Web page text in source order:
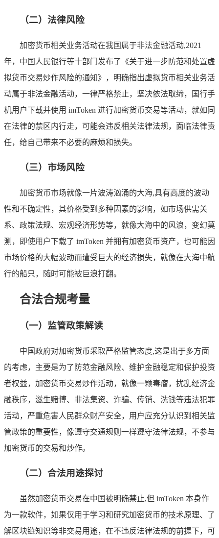
（二）法律风险
加密货币相关业务活动在我国属于非法金融活动,2021
年，中国人民银行等十部门发布了《关于进一步防范和处置虚
拟货币交易炒作风险的通知》，明确指出虚拟货币相关业务活
动属于非法金融活动，一律严格禁止，坚决依法取缔，国行手
机用户下载并使用 imToken 进行加密货币交易等活动，就如同
在法律的禁区内行走，可能会违反相关法律法规，面临法律责
任，给自己带来不必要的麻烦和损失。
（三）市场风险
加密货币市场就像一片波涛汹涌的大海,具有高度的波动
性和不确定性，其价格受到多种因素的影响，如市场供需关
系、政策法规、宏观经济形势等，就像大海中的风浪，变幻莫
测，即使用户下载了 imToken 并拥有加密货币资产，也可能因
市场价格的大幅波动而遭受巨大的经济损失，就像在大海中航
行的船只，随时可能被巨浪打翻。
合法合规考量
（一）监管政策解读
中国政府对加密货币采取严格监管态度,这是出于多方面
的考虑，主要是为了防范金融风险、维护金融稳定和保护投资
者权益，加密货币交易炒作活动，就像一颗毒瘤，扰乱经济金
融秩序，滋生赌博、非法集资、诈骗、传销、洗钱等违法犯罪
活动，严重危害人民群众财产安全，用户应充分认识到相关监
管政策的重要性，像遵守交通规则一样遵守法律法规，不参与
加密货币的交易和炒作。
（二）合法用途探讨
虽然加密货币交易在中国被明确禁止,但 imToken 本身作
为一款软件，如果仅用于学习和研究加密货币的技术原理、了
解区块链知识等非交易用途，在不违反法律法规的前提下，可